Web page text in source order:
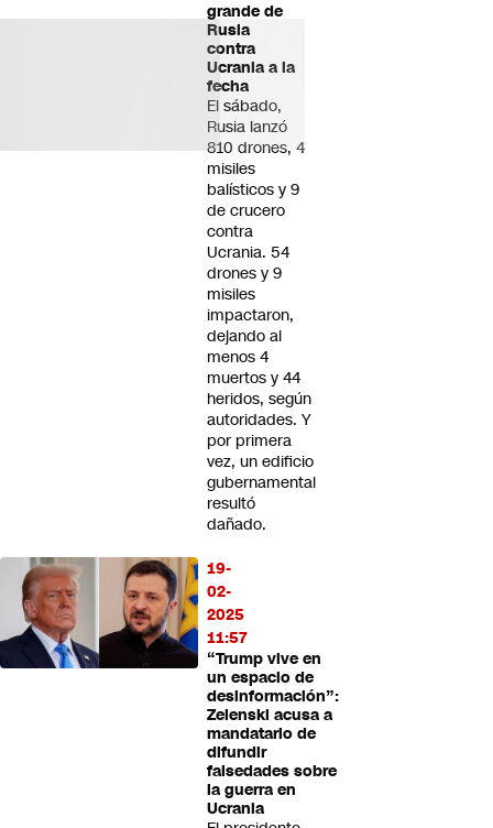
grande de
Rusia
contra
Ucrania a la
fecha
El sábado,
Rusia lanzó
810 drones, 4
misiles
balísticos y 9
de crucero
contra
Ucrania. 54
drones y 9
misiles
impactaron,
dejando al
menos 4
muertos y 44
heridos, según
autoridades. Y
por primera
vez, un edificio
gubernamental
resultó
dañado.
19-
02-
2025
11:57
“Trump vive en
un espacio de
desinformación”:
Zelenski acusa a
mandatario de
difundir
falsedades sobre
la guerra en
Ucrania